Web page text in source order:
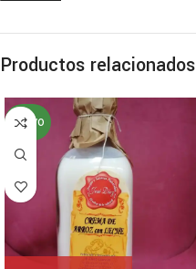
Productos relacionados
NUEVO